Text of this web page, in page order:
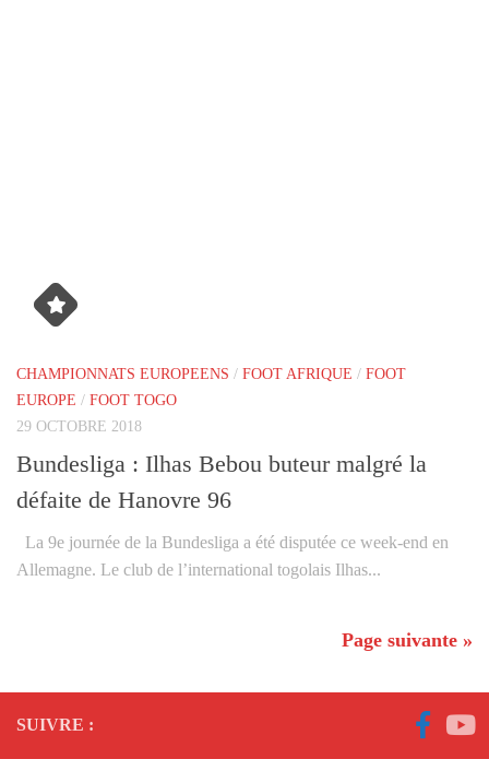
CHAMPIONNATS EUROPEENS / FOOT AFRIQUE / FOOT
EUROPE / FOOT TOGO
29 OCTOBRE 2018
Bundesliga : Ilhas Bebou buteur malgré la
défaite de Hanovre 96
La 9e journée de la Bundesliga a été disputée ce week-end en
Allemagne. Le club de l’international togolais Ilhas...
Page suivante »
SUIVRE :